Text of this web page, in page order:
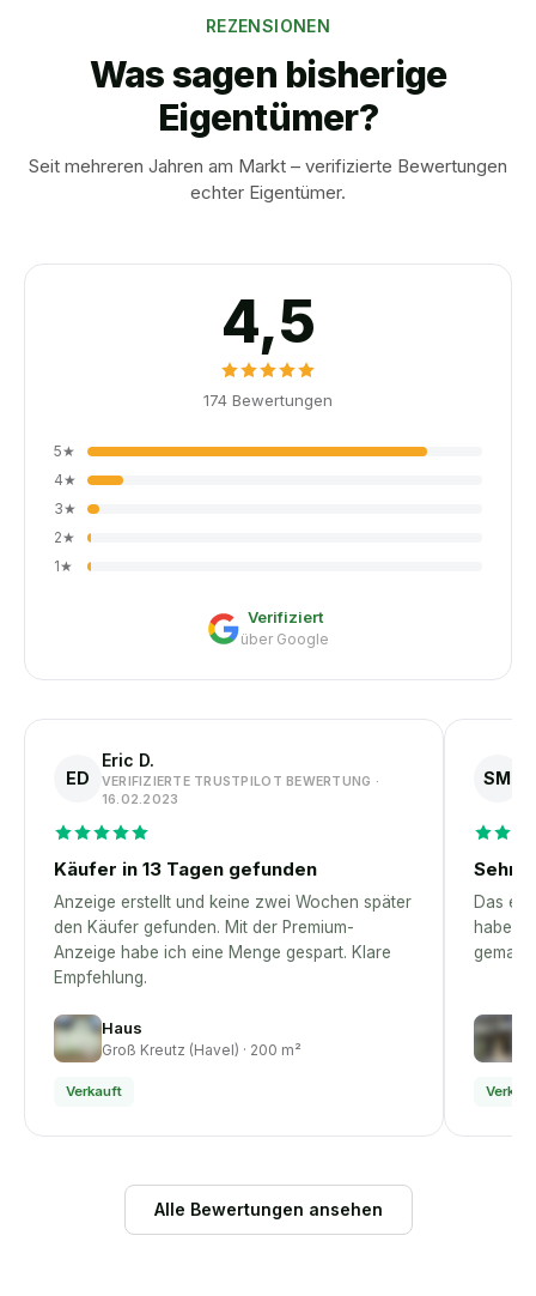
REZENSIONEN
Was sagen bisherige
Eigentümer?
Seit mehreren Jahren am Markt – verifizierte Bewertungen
echter Eigentümer.
4,5
174 Bewertungen
5★
4★
3★
2★
1★
Verifiziert
über Google
ED
Eric D.
VERIFIZIERTE TRUSTPILOT BEWERTUNG ·
16.02.2023
Käufer in 13 Tagen gefunden
Anzeige erstellt und keine zwei Wochen später
den Käufer gefunden. Mit der Premium-
Anzeige habe ich eine Menge gespart. Klare
Empfehlung.
Haus
Groß Kreutz (Havel) · 200 m²
Verkauft
SM
Sehr
Das
habe –
Alle Bewertungen ansehen